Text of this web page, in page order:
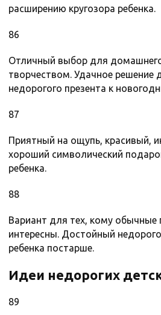
расширению кругозора ребенка.
86
Отличный выбор для
творчеством. Удачное решение
недорогого презента к
87
Приятный на ощупь, красивый,
хороший символический
ребенка.
88
Вариант для тех, кому обычные
интересны. Достойный
ребенка постарше.
Идеи недорогих
89